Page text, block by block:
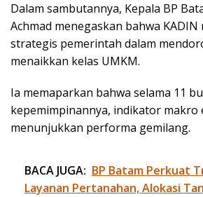
Dalam sambutannya, Kepala BP
Achmad menegaskan bahwa
strategis pemerintah dalam
menaikkan kelas UMKM.
Ia memaparkan bahwa selama 11
kepemimpinannya, indikator makro
menunjukkan performa gemilang.
BACA JUGA: BP Batam Perkuat
Layanan Pertanahan, Alokasi